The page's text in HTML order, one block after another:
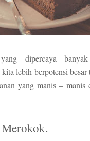
dipercaya
lebih berpotensi besar
yang manis – manis